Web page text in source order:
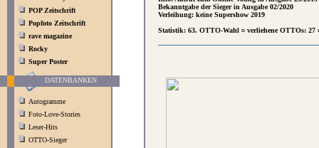
POP Zeitschrift
Popfoto Zeitschrift
rave magazine
Rocky
Super Poster
DATENBANKEN
Autogramme
Foto-Love-Stories
Leser-Hits
OTTO-Sieger
Bekanntgabe der Sieger in Ausgabe 02/2020
Verleihung: keine Supershow 2019
Statistik: 63. OTTO-Wahl ¤ verliehene OTTOs: 27